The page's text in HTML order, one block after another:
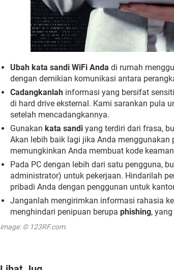
Ubah kata sandi WiFi Anda di rumah
dengan demikian komunikasi antara
Cadangkanlah informasi yang bersifat
di hard drive eksternal. Kami sarankan pula
setelah mencadangkannya.
Gunakan kata sandi yang terdiri dari frasa,
Akan lebih baik lagi jika Anda menggunakan
memungkinkan Anda membuat kode
Pada PC dengan lebih dari satu pengguna,
administrator) untuk pekerjaan. Hindarilah
pribadi Anda dengan penggunan untuk
Janganlah mengirimkan informasi rahasia
menghindari penipuan berupa phishing,
image: © 123RF.com.